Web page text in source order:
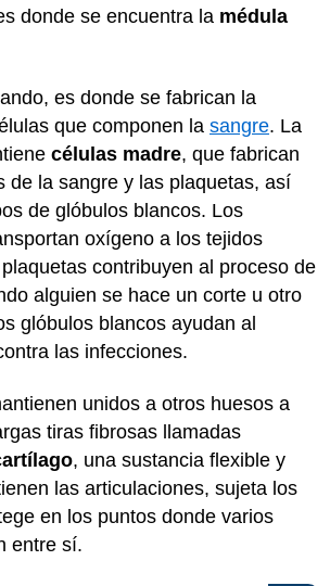
donde se encuentra la médula
es donde se fabrican la
que componen la sangre. La
células madre, que fabrican
de la sangre y las plaquetas, así
de glóbulos blancos. Los
oxígeno a los tejidos
contribuyen al proceso de
alguien se hace un corte u otro
glóbulos blancos ayudan al
las infecciones.
unidos a otros huesos a
tiras fibrosas llamadas
, una sustancia flexible y
las articulaciones, sujeta los
en los puntos donde varios
entre sí.